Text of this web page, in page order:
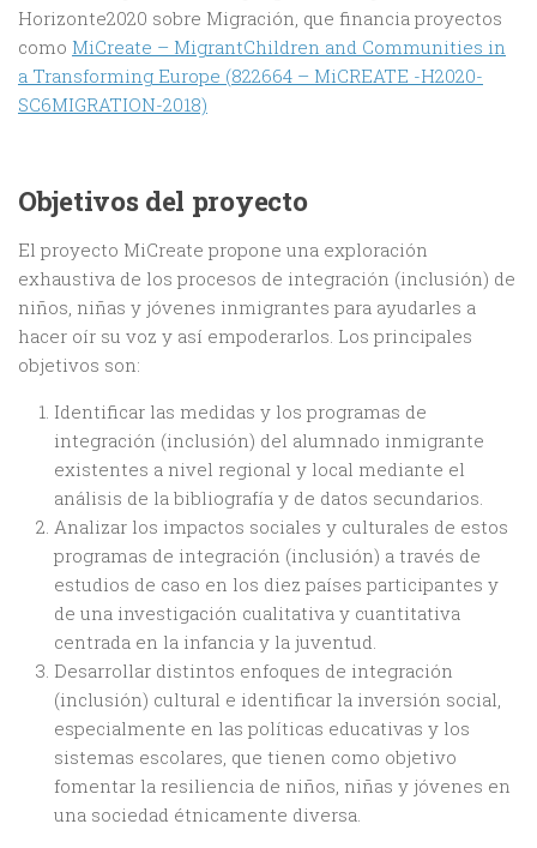
Horizonte2020 sobre Migración, que financia proyectos
como MiCreate – MigrantChildren and Communities in
a Transforming Europe (822664 – MiCREATE -H2020-
SC6MIGRATION-2018)
Objetivos del proyecto
El proyecto MiCreate propone una exploración
exhaustiva de los procesos de integración (inclusión) de
niños, niñas y jóvenes inmigrantes para ayudarles a
hacer oír su voz y así empoderarlos. Los principales
objetivos son:
Identificar las medidas y los programas de
integración (inclusión) del alumnado inmigrante
existentes a nivel regional y local mediante el
análisis de la bibliografía y de datos secundarios.
Analizar los impactos sociales y culturales de estos
programas de integración (inclusión) a través de
estudios de caso en los diez países participantes y
de una investigación cualitativa y cuantitativa
centrada en la infancia y la juventud.
Desarrollar distintos enfoques de integración
(inclusión) cultural e identificar la inversión social,
especialmente en las políticas educativas y los
sistemas escolares, que tienen como objetivo
fomentar la resiliencia de niños, niñas y jóvenes en
una sociedad étnicamente diversa.